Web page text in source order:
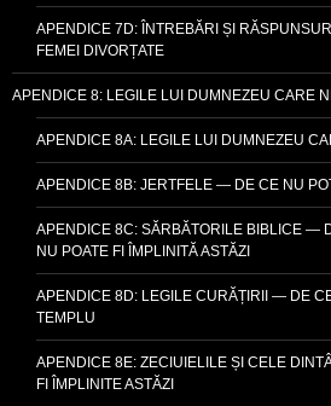
APENDICE 7D: ÎNTREBĂRI ȘI
FEMEI DIVORȚATE
APENDICE 8: LEGILE LUI DUMNEZEU CARE
APENDICE 8A: LEGILE LUI DUMNEZEU
APENDICE 8B: JERTFELE — DE CE NU
APENDICE 8C: SĂRBĂTORILE BIBLICE —
NU POATE FI ÎMPLINITĂ ASTĂZI
APENDICE 8D: LEGILE CURĂȚIRII — DE
TEMPLU
APENDICE 8E: ZECIUIELILE ȘI CELE
FI ÎMPLINITE ASTĂZI